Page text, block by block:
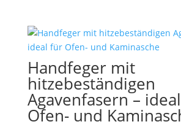
Handfeger mit
hitzebeständigen
Agavenfasern –
Ofen- und